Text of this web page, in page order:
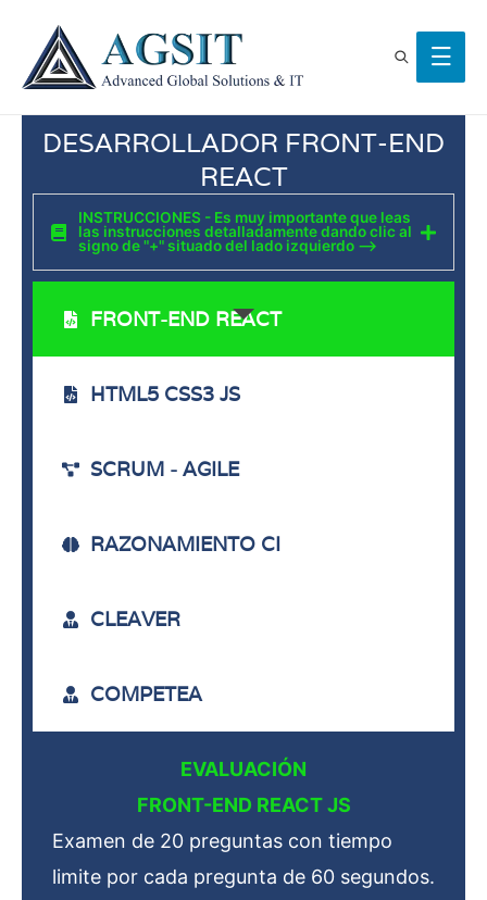
DESARROLLADOR FRONT-END
REACT
INSTRUCCIONES - Es muy importante que leas
las instrucciones detalladamente dando clic al
signo de "+" situado del lado izquierdo -->
FRONT-END REACT
HTML5 CSS3 JS
SCRUM - AGILE
RAZONAMIENTO CI
CLEAVER
COMPETEA
EVALUACIÓN
FRONT-END REACT JS
Examen de 20 preguntas con tiempo
limite por cada pregunta de 60 segundos.